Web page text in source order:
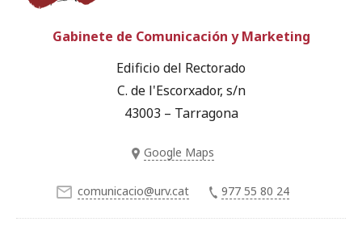
Gabinete de Comunicación y Marketing
Edificio del Rectorado
C. de l'Escorxador, s/n
43003 – Tarragona
Google Maps
comunicacio@urv.cat 977 55 80 24